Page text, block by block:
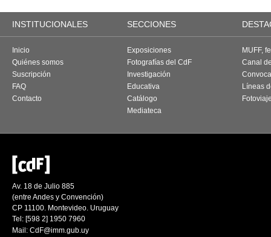
INSTITUCIONALES SECCIONES
Inicio
Quiénes somos
Suscripción
FAQ
Contacto
Exposiciones
Fotografías del CdF
Investigación
Educativa
Catálogo
Mediateca
MUFF,
Canal
Líneas
Av. 18 de Julio 885
(entre Andes y Convención)
CP 11100. Montevideo. Uruguay
Tel: [598 2] 1950 7960
Mail: CdF@imm.gub.uy